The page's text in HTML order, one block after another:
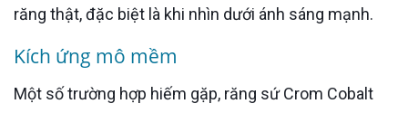
răng thật, đặc biệt là khi nhìn dưới ánh sáng mạnh.
Kích ứng mô mềm
Một số trường hợp hiếm gặp, răng sứ Crom Cobalt